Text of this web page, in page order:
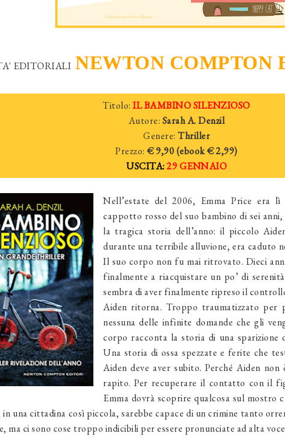
EDITORIALI NEWTON COMPTON
Titolo:IL BAMBINO SILENZIOSO
Autore: Sarah A. Denzil
Genere: Thriller
Prezzo: € 9,90 (ebook€ 2,99)
USCITA:29 GENNAIO
Nell’estate del 2006, Emma Price era
cappotto rosso del suo bambino di sei
la tragica storia dell’anno: il piccolo
durante una terribile alluvione, era caduto
Il suo corpo non fu mai ritrovato. Dieci
finalmente a riacquistare un po’ di
sembra di aver finalmente ripreso il
Aiden ritorna. Troppo traumatizzato per
nessuna delle infinite domande che gli
corpo racconta la storia di una sparizione
Una storia di ossa spezzate e ferite che
Aiden deve aver subito. Perché Aiden non
rapito. Per recuperare il contatto con il
Emma dovrà scoprire qualcosa sul mostro
una cittadina così piccola, sarebbe capace di un crimine tanto
ma ci sono cose troppo indicibili per essere pronunciate ad alta